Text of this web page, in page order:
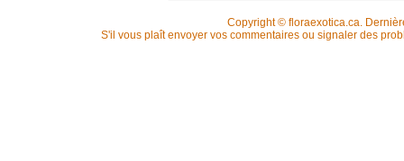
Copyright © floraexotica.ca.
S'il vous plaît envoyer vos commentaires ou signaler des